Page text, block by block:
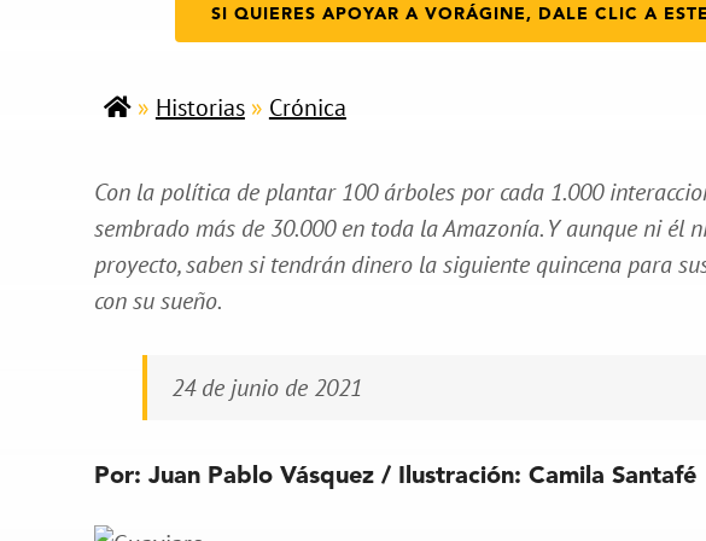
SI QUIERES APOYAR A VORÁGINE, DALE CLIC A
» Historias» Crónica
Con la política de plantar 100 árboles por cada 1.000
sembrado más de 30.000 en toda la Amazonía. Y aunque ni él
proyecto, saben si tendrán dinero la siguiente quincena para
con su sueño.
24 de junio de 2021
Por: Juan Pablo Vásquez / Ilustración: Camila Santafé